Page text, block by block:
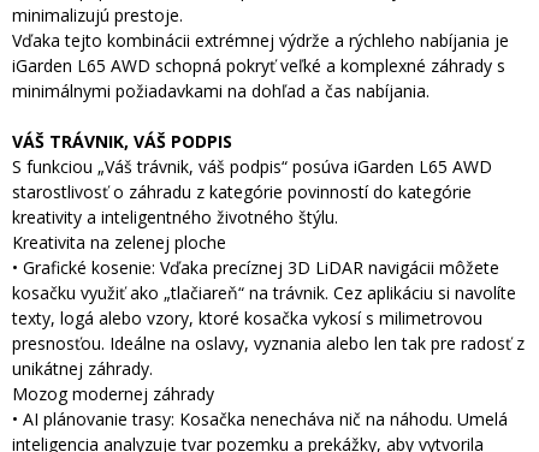
minimalizujú prestoje.
Vďaka tejto kombinácii extrémnej výdrže a rýchleho nabíjania je
iGarden L65 AWD schopná pokryť veľké a komplexné záhrady s
minimálnymi požiadavkami na dohľad a čas nabíjania.
VÁŠ TRÁVNIK, VÁŠ PODPIS
S funkciou „Váš trávnik, váš podpis“ posúva iGarden L65 AWD
starostlivosť o záhradu z kategórie povinností do kategórie
kreativity a inteligentného životného štýlu.
Kreativita na zelenej ploche
• Grafické kosenie: Vďaka precíznej 3D LiDAR navigácii môžete
kosačku využiť ako „tlačiareň“ na trávnik. Cez aplikáciu si navolíte
texty, logá alebo vzory, ktoré kosačka vykosí s milimetrovou
presnosťou. Ideálne na oslavy, vyznania alebo len tak pre radosť z
unikátnej záhrady.
Mozog modernej záhrady
• AI plánovanie trasy: Kosačka nenecháva nič na náhodu. Umelá
inteligencia analyzuje tvar pozemku a prekážky, aby vytvorila